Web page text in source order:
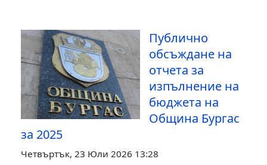
Публично
обсъждане на
отчета за
изпълнение на
бюджета на
Община Бургас
за 2025
Четвъртък, 23 Юли 2026 13:28